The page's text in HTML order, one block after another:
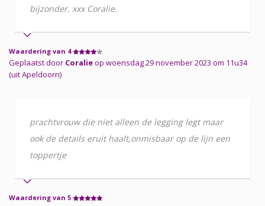
bijzonder. xxx Coralie.
Waardering van 4
Geplaatst door Coralieop woensdag 29 november 2023 om 11u34
(uit Apeldoorn)
prachtvrouw die niet alleen de legging legt maar
ook de details eruit haalt,onmisbaar op de lijn een
toppertje
Waardering van 5